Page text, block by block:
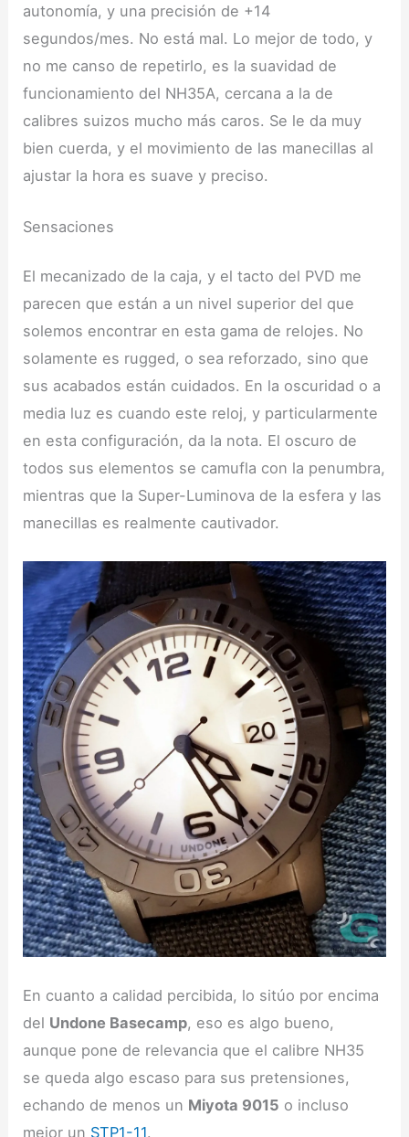
autonomía, y una precisión de +14
segundos/mes. No está mal. Lo mejor de todo, y
no me canso de repetirlo, es la suavidad de
funcionamiento del NH35A, cercana a la de
calibres suizos mucho más caros. Se le da muy
bien cuerda, y el movimiento de las manecillas al
ajustar la hora es suave y preciso.
Sensaciones
El mecanizado de la caja, y el tacto del PVD me
parecen que están a un nivel superior del que
solemos encontrar en esta gama de relojes. No
solamente es rugged, o sea reforzado, sino que
sus acabados están cuidados. En la oscuridad o a
media luz es cuando este reloj, y particularmente
en esta configuración, da la nota. El oscuro de
todos sus elementos se camufla con la penumbra,
mientras que la Super-Luminova de la esfera y las
manecillas es realmente cautivador.
En cuanto a calidad percibida, lo sitúo por encima
del Undone Basecamp, eso es algo bueno,
aunque pone de relevancia que el calibre NH35
se queda algo escaso para sus pretensiones,
echando de menos un Miyota 9015 o incluso
mejor un STP1-11.